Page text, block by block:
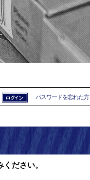
パスワードを忘れた方
ださい。